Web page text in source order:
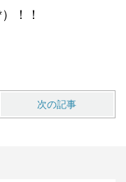
！！
次の記事